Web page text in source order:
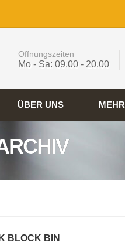
Öffnungszeiten
Mo - Sa: 09.00 - 20.00
ÜBER UNS MEHR
BLOCK BIN